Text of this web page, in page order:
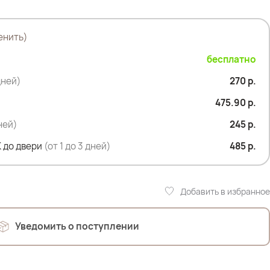
бесплатно
270 р.
475.90 р.
245 р.
двери (от 1 до 3 дней) 485 р.
Добавить в избранное
Уведомить о поступлении